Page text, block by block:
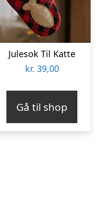
Julesok Til Katte
kr. 39,00
Gå til shop